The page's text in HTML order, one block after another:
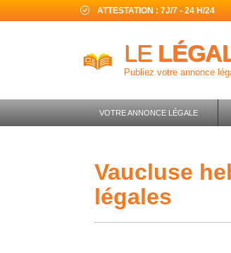
ATTESTATION : 7J/7 - 24 H/24
LE
Publiez votre annonce
VOTRE ANNONCE LÉGALE
vaucluse hebdo journal d'annonces
légales